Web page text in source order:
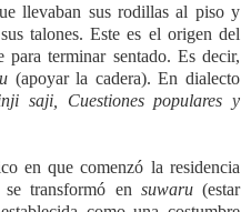
llevaban sus rodillas al piso y
talones. Este es el origen del
terminar sentado. Es decir,
(apoyar la cadera). En dialecto
saji, Cuestiones populares y
en que comenzó la residencia
se transformó en suwaru(estar